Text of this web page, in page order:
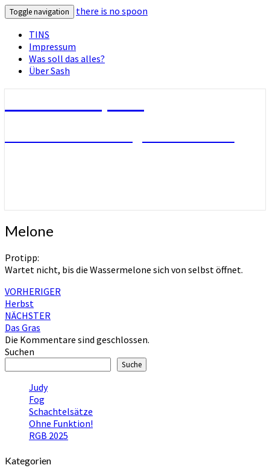
Toggle navigation
there is no spoon
TINS
Impressum
Was soll das alles?
Über Sash
Melone
Melone
Protipp:
Wartet nicht, bis die Wassermelone sich von selbst öffnet.
Beitragsnavigation
VORHERIGER
Herbst
NÄCHSTER
Das Gras
Die Kommentare sind geschlossen.
Suchen
Suche
Judy
Fog
Schachtelsätze
Ohne Funktion!
RGB 2025
Kategorien